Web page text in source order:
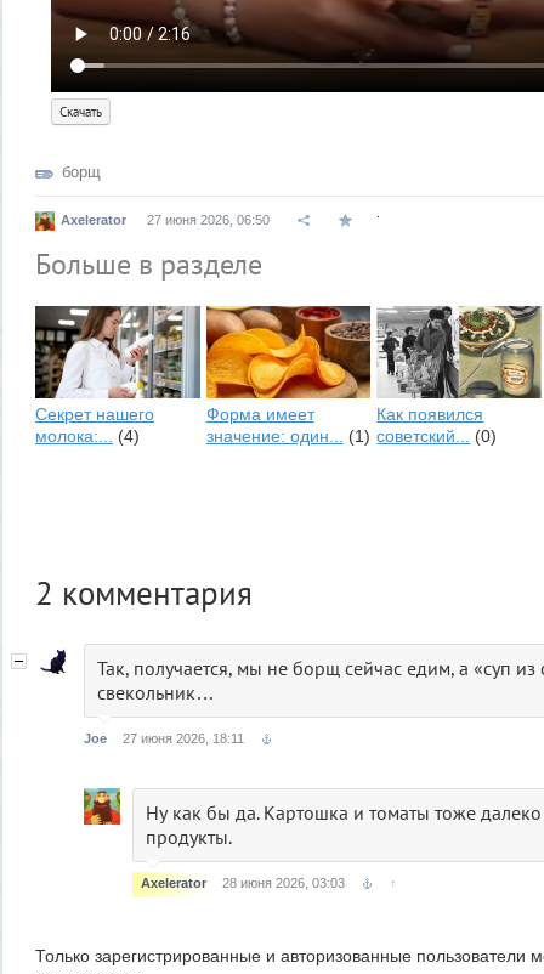
Скачать
борщ
Axelerator 27 июня 2026, 06:50
Больше в разделе
Секрет нашего
молока:...
(4)
Форма имеет
значение: один...
(1)
Как появился
советский...
(0)
2 комментария
Так, получается, мы не борщ сейчас едим, а «суп
свекольник…
Joe 27 июня 2026, 18:11
Ну как бы да. Картошка и томаты тоже
продукты.
Axelerator 28 июня 2026, 03:03 ↑
Только зарегистрированные и авторизованные пользователи